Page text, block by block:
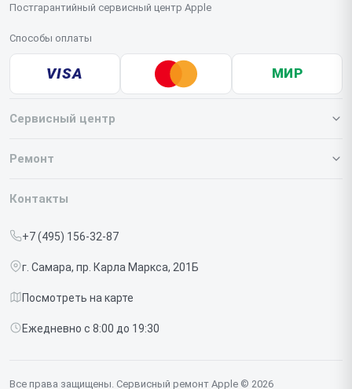
Постгарантийный сервисный центр Apple
Способы оплаты
VISA МИР
Сервисный центр
О нашем сервисе
Срочный ремонт
Доставка и способы оплаты
Диагностика
Контакты
Ремонт
Iphone
Контакты
+7 (495) 156-32-87
г. Самара, пр. Карла Маркса, 201Б
Посмотреть на карте
Ежедневно с 8:00 до 19:30
Все права защищены. Сервисный ремонт Apple © 2026